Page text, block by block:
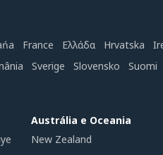
France Ελλάδα Hrvatska
Sverige Slovensko Suomi
Austrália e Oceania
New Zealand